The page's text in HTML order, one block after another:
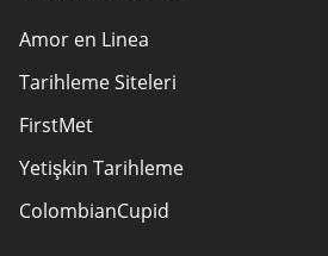
Amor en Linea
Tarihleme Siteleri
FirstMet
Yetişkin Tarihleme
ColombianCupid